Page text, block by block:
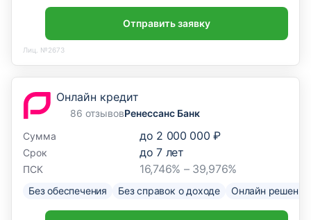
Отправить заявку
Лиц. №2673
Онлайн кредит
86 отзывовРенессанс Банк
Сумма
до 2 000 000 ₽
Срок до7лет
ПСК 16,746% – 39,976%
Без обеспечения Без справок о доходе Онлайн решение